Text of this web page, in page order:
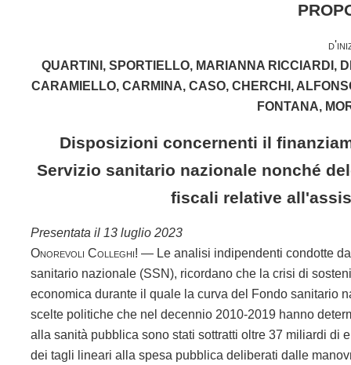
QUARTINI, SPORTIELLO, MARIANNA RICCIARDI,
CARAMIELLO, CARMINA, CASO, CHERCHI,
FONTANA,
Disposizioni concernenti il
Servizio sanitario nazionale nonché
fiscali relative
Presentata il 13 luglio 2023
Onorevoli Colleghi! — Le analisi indipendenti condotte
sanitario nazionale (SSN), ricordano che la crisi di
economica durante il quale la curva del Fondo sanitario
scelte politiche che nel decennio 2010-2019 hanno
alla sanità pubblica sono stati sottratti oltre 37 miliardi di
dei tagli lineari alla spesa pubblica deliberati dalle